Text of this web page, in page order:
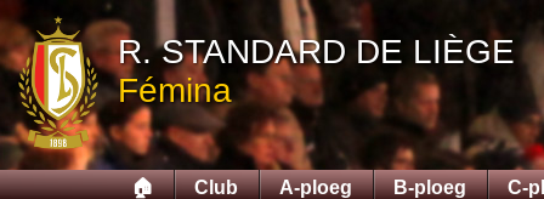
R. STANDARD DE LIÈGE
Fémina
🏠 Club A-ploeg B-ploeg C-
09/08/2014
17/08/2014